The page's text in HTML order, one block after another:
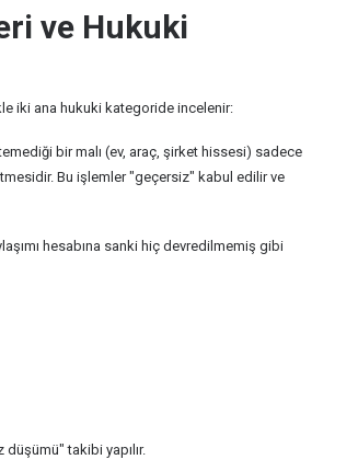
ve Hukuki
iki ana hukuki kategoride incelenir:
bir malı (ev, araç, şirket hissesi) sadece
Bu işlemler "geçersiz" kabul edilir ve
hesabına sanki hiç devredilmemiş gibi
takibi yapılır.